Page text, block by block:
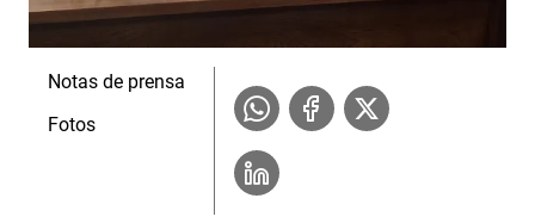
Notas de prensa
Fotos